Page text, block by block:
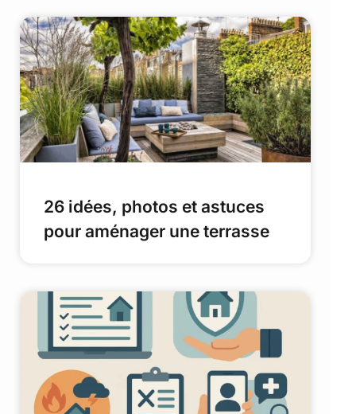
26 idées, photos et astuces
pour aménager une terrasse